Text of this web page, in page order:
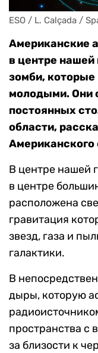
ESO / L. Calçada /
Американские
в центре нашей
зомби, которые
молодыми. Они
постоянных
области,
В центре нашей
в центре
расположена
гравитация
звезд, газа и
галактики.
В
дыры, которую
пространства с
за близости к